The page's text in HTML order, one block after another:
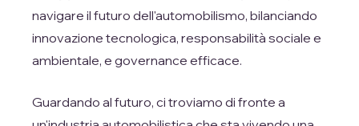
navigare il futuro dell'automobilismo, bilanciando
innovazione tecnologica, responsabilità sociale e
ambientale, e governance efficace.
Guardando al futuro, ci troviamo di fronte a